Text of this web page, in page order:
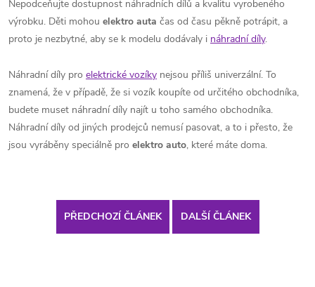
Nepodceňujte dostupnost náhradních dílů a kvalitu vyrobeného
výrobku. Děti mohou elektro auta čas od času pěkně potrápit, a
proto je nezbytné, aby se k modelu dodávaly i náhradní díly.
Náhradní díly pro elektrické vozíky nejsou příliš univerzální. To
znamená, že v případě, že si vozík koupíte od určitého obchodníka,
budete muset náhradní díly najít u toho samého obchodníka.
Náhradní díly od jiných prodejců nemusí pasovat, a to i přesto, že
jsou vyráběny speciálně pro elektro auto, které máte doma.
PŘEDCHOZÍ ČLÁNEK DALŠÍ ČLÁNEK